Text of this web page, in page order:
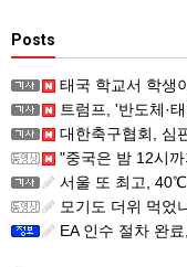
Posts
태국 학교서 학생
트럼프, '반도체·태양광
대한축구협회, 심
"중국은 밤 12시
서울 또 최고,
모기도 더위 먹었
EA 인수 절차 완